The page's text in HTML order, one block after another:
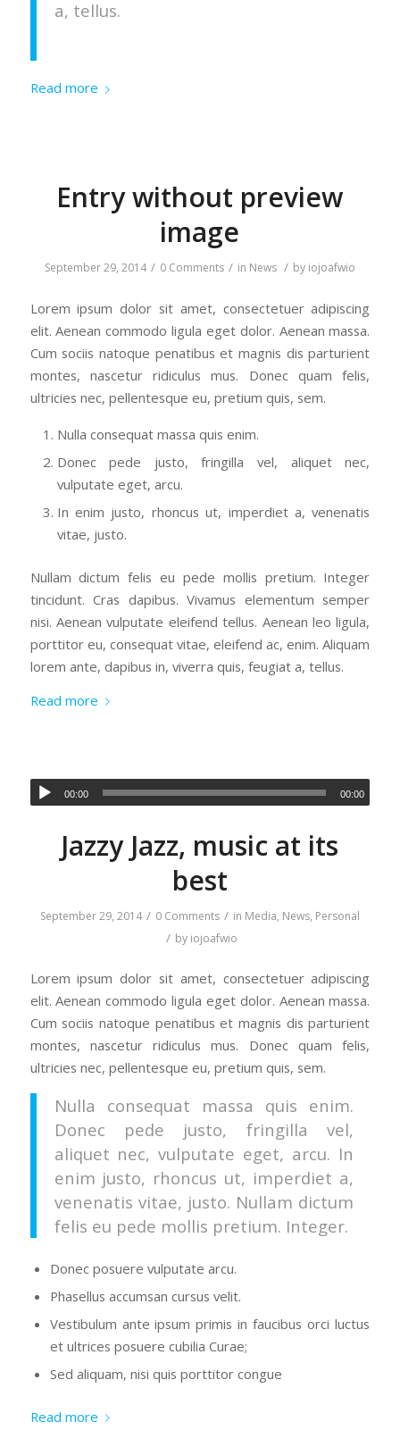
a, tellus.
Read more
Entry without preview
image
September 29, 2014 / 0 Comments / in News / by iojoafwio
Lorem ipsum dolor sit amet, consectetuer adipiscing
elit. Aenean commodo ligula eget dolor. Aenean massa.
Cum sociis natoque penatibus et magnis dis parturient
montes, nascetur ridiculus mus. Donec quam felis,
ultricies nec, pellentesque eu, pretium quis, sem.
Nulla consequat massa quis enim.
Donec pede justo, fringilla vel, aliquet nec,
vulputate eget, arcu.
In enim justo, rhoncus ut, imperdiet a, venenatis
vitae, justo.
Nullam dictum felis eu pede mollis pretium. Integer
tincidunt. Cras dapibus. Vivamus elementum semper
nisi. Aenean vulputate eleifend tellus. Aenean leo ligula,
porttitor eu, consequat vitae, eleifend ac, enim. Aliquam
lorem ante, dapibus in, viverra quis, feugiat a, tellus.
Read more
00:00 00:00
Jazzy Jazz, music at its
best
September 29, 2014 / 0 Comments / in Media, News, Personal
/ by iojoafwio
Lorem ipsum dolor sit amet, consectetuer adipiscing
elit. Aenean commodo ligula eget dolor. Aenean massa.
Cum sociis natoque penatibus et magnis dis parturient
montes, nascetur ridiculus mus. Donec quam felis,
ultricies nec, pellentesque eu, pretium quis, sem.
Nulla consequat massa quis enim.
Donec pede justo, fringilla vel,
aliquet nec, vulputate eget, arcu. In
enim justo, rhoncus ut, imperdiet a,
venenatis vitae, justo. Nullam dictum
felis eu pede mollis pretium. Integer.
Donec posuere vulputate arcu.
Phasellus accumsan cursus velit.
Vestibulum ante ipsum primis in faucibus orci luctus
et ultrices posuere cubilia Curae;
Sed aliquam, nisi quis porttitor congue
Read more